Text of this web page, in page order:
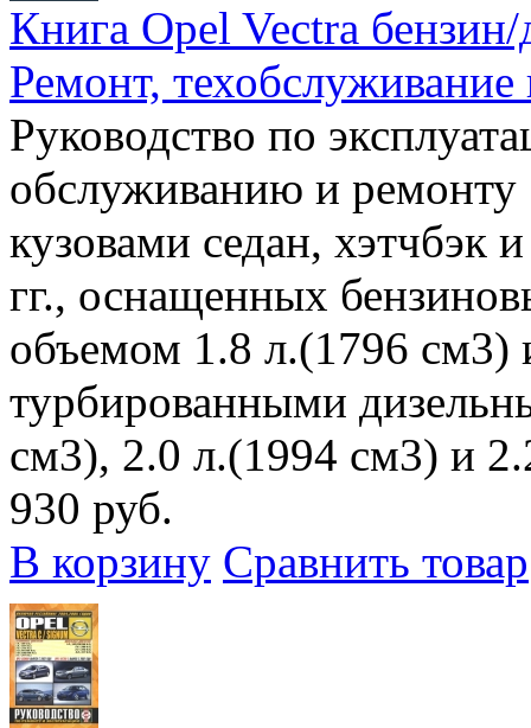
Книга Opel Vectra
Ремонт, техобслуживание
Руководство по
обслуживанию и ремонту
кузовами седан, хэтчбэк
гг., оснащенных
объемом 1.8 л.(1796 см3)
турбированными
см3), 2.0 л.(1994 см3) и
930 руб.
В корзину Сравнить товар